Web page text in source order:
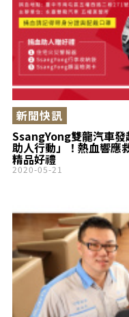
SsangYong雙龍汽車
助人行動」！熱血響應
精品好禮
新聞快訊
2020-05-21